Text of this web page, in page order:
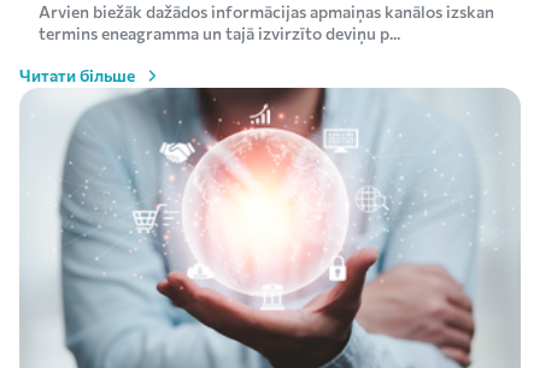
Arvien biežāk dažādos informācijas apmaiņas kanālos izskan
termins eneagramma un tajā izvirzīto deviņu p...
Читати більше